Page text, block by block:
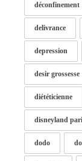
déconfinement
delivrance
depression
desir grossesse
diététicienne
disneyland
dodo